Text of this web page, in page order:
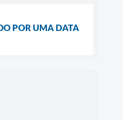
POR UMA DATA